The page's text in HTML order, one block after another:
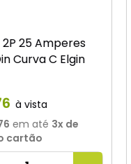
25 Amperes
Curva C Elgin
em até 3x de
cartão